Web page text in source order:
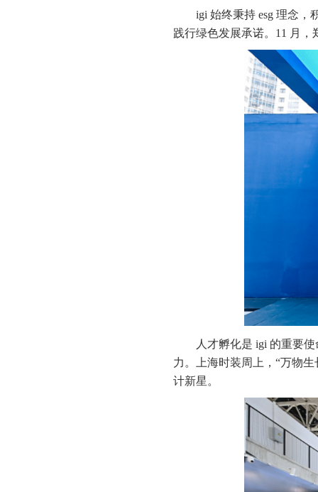
igi 始终秉持 esg 理念，
践行绿色发展承诺。11 月
人才孵化是 igi 的重要
力。上海时装周上，“万物
计新星。